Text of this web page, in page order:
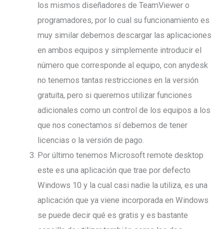
los mismos diseñadores de TeamViewer o
programadores, por lo cual su funcionamiento es
muy similar debemos descargar las aplicaciones
en ambos equipos y simplemente introducir el
número que corresponde al equipo, con anydesk
no tenemos tantas restricciones en la versión
gratuita, pero si queremos utilizar funciones
adicionales como un control de los equipos a los
que nos conectamos sí debemos de tener
licencias o la versión de pago.
Por último tenemos Microsoft remote desktop
este es una aplicación que trae por defecto
Windows 10 y la cual casi nadie la utiliza, es una
aplicación que ya viene incorporada en Windows
se puede decir qué es gratis y es bastante